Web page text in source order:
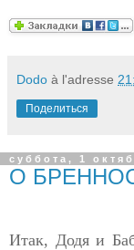
Dodo à l'adresse
Поделиться
суббота, 1
О
Итак, Додя и